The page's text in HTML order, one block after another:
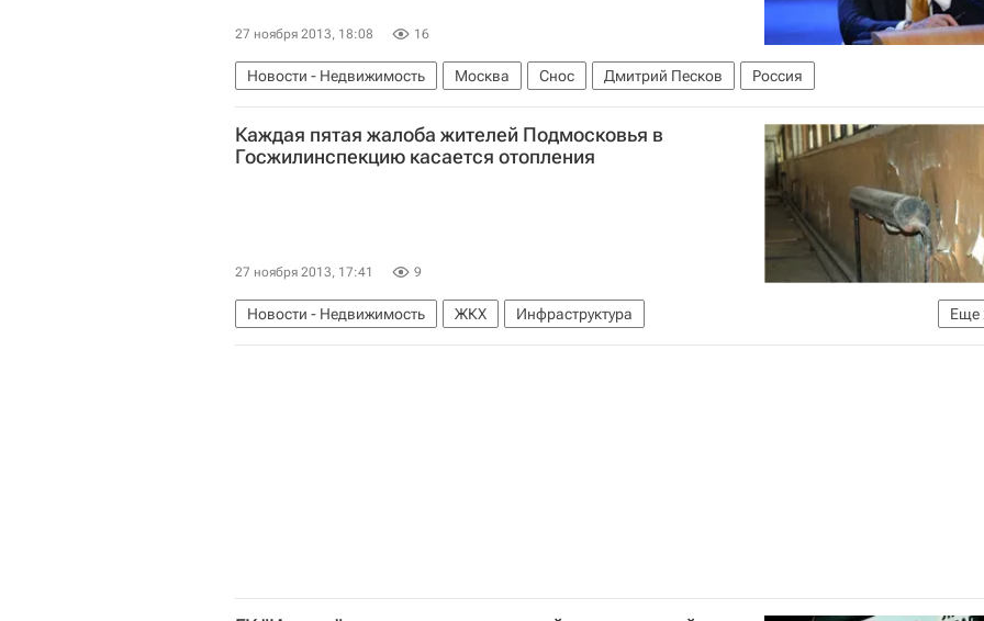
27 ноября 2013, 18:08 16
Новости - Недвижимость Москва Снос Дмитрий Песков Россия
Каждая пятая жалоба жителей Подмосковья в
Госжилинспекцию касается отопления
27 ноября 2013, 17:41 9
Еще
Новости - Недвижимость ЖКХ
Инфраструктура
Московская область (Подмосковье)
Россия